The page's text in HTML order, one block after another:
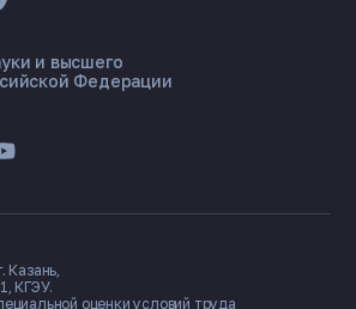
— ПОМОЩНИК КГЭУ
📋 Приёмная комиссия
и высшего
Федерации
КГЭУ.
оценки условий труда